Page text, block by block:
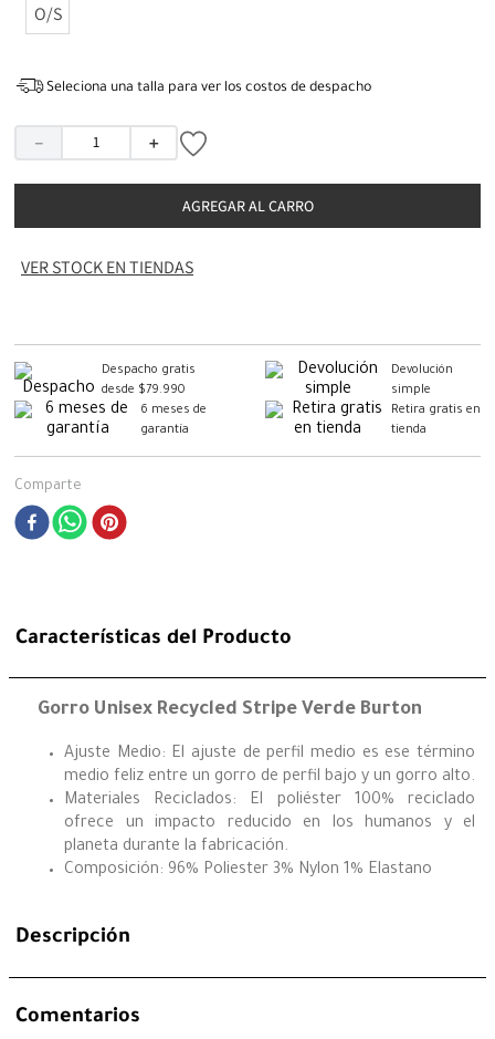
O/S
Seleciona una talla para ver los costos de despacho
＋
－
AGREGAR AL CARRO
VER STOCK EN TIENDAS
Despacho gratis
desde $79.990
Devolución
simple
6 meses de
garantía
Retira gratis en
tienda
Comparte
Características del Producto
Gorro Unisex Recycled Stripe Verde Burton
Ajuste Medio: El ajuste de perfil medio es ese término
medio feliz entre un gorro de perfil bajo y un gorro alto.
Materiales Reciclados: El poliéster 100% reciclado
ofrece un impacto reducido en los humanos y el
planeta durante la fabricación.
Composición: 96% Poliester 3% Nylon 1% Elastano
Descripción
Comentarios